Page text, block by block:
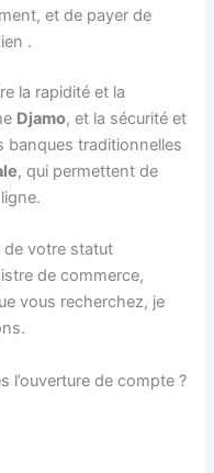
et de payer de
.
la rapidité et la
Djamo, et la sécurité et
banques traditionnelles
, qui permettent de
de votre statut
de commerce,
vous recherchez, je
l’ouverture de compte ?